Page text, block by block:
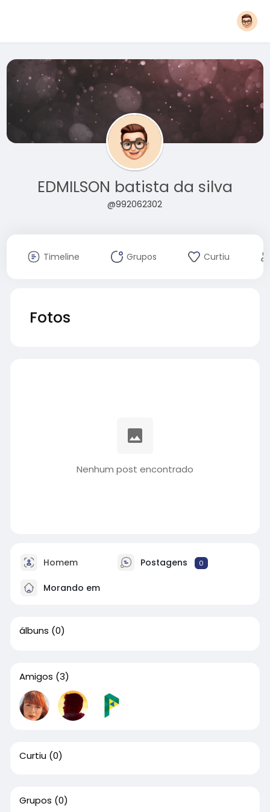
EDMILSON batista da silva
@992062302
Timeline Grupos Curtiu
Fotos
Nenhum post encontrado
Homem Postagens 0
Morando em
álbuns (0)
Amigos (3)
Curtiu (0)
Grupos (0)